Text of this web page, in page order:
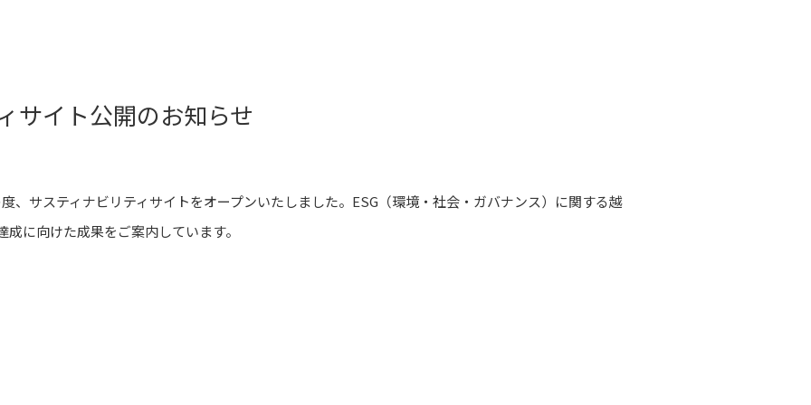
サイト公開のお知らせ
、サスティナビリティサイトをオープンいたしました。ESG（環境・社会・ガバナンス）に関する越
に向けた成果をご案内しています。